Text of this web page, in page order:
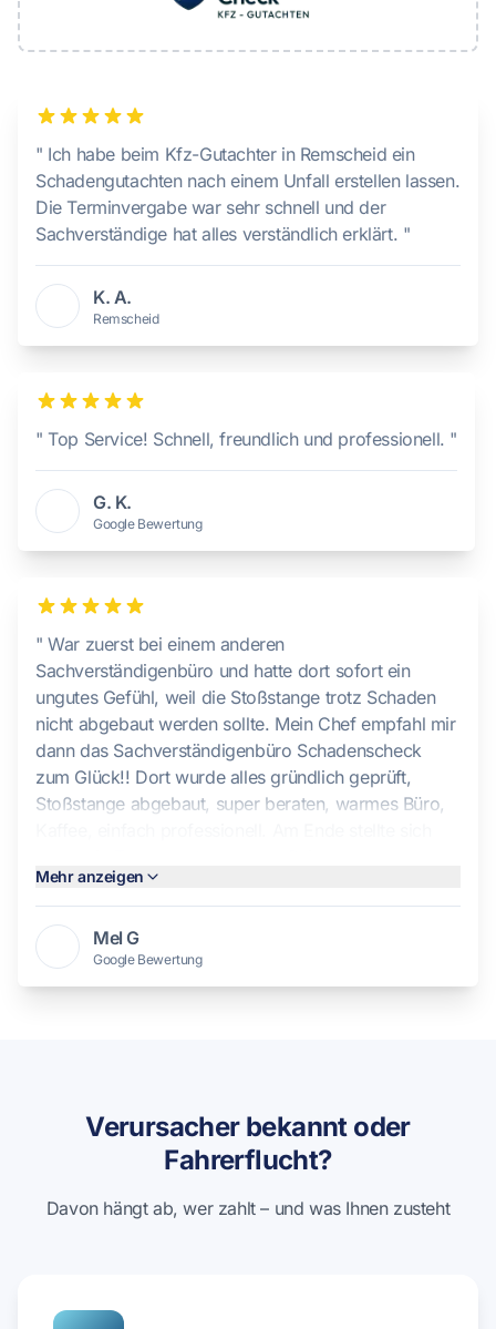
" Ich habe beim Kfz-Gutachter in Remscheid ein
Schadengutachten nach einem Unfall erstellen lassen.
Die Terminvergabe war sehr schnell und der
Sachverständige hat alles verständlich erklärt. "
K. A.
Remscheid
" Top Service! Schnell, freundlich und professionell. "
G. K.
Google Bewertung
" War zuerst bei einem anderen
Sachverständigenbüro und hatte dort sofort ein
ungutes Gefühl, weil die Stoßstange trotz Schaden
nicht abgebaut werden sollte. Mein Chef empfahl mir
dann das Sachverständigenbüro Schadenscheck
zum Glück!! Dort wurde alles gründlich geprüft,
Stoßstange abgebaut, super beraten, warmes Büro,
Gutachter hätte ich vielleicht 2.000 € bekommen und
wäre auf dem Rest sitzen geblieben. Absolute
Empfehlung! "
Mehr anzeigen
Mel G
Google Bewertung
Verursacher bekannt oder
Fahrerflucht?
Davon hängt ab, wer zahlt – und was Ihnen zusteht